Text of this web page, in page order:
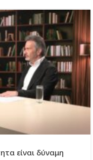
είναι δύναμη